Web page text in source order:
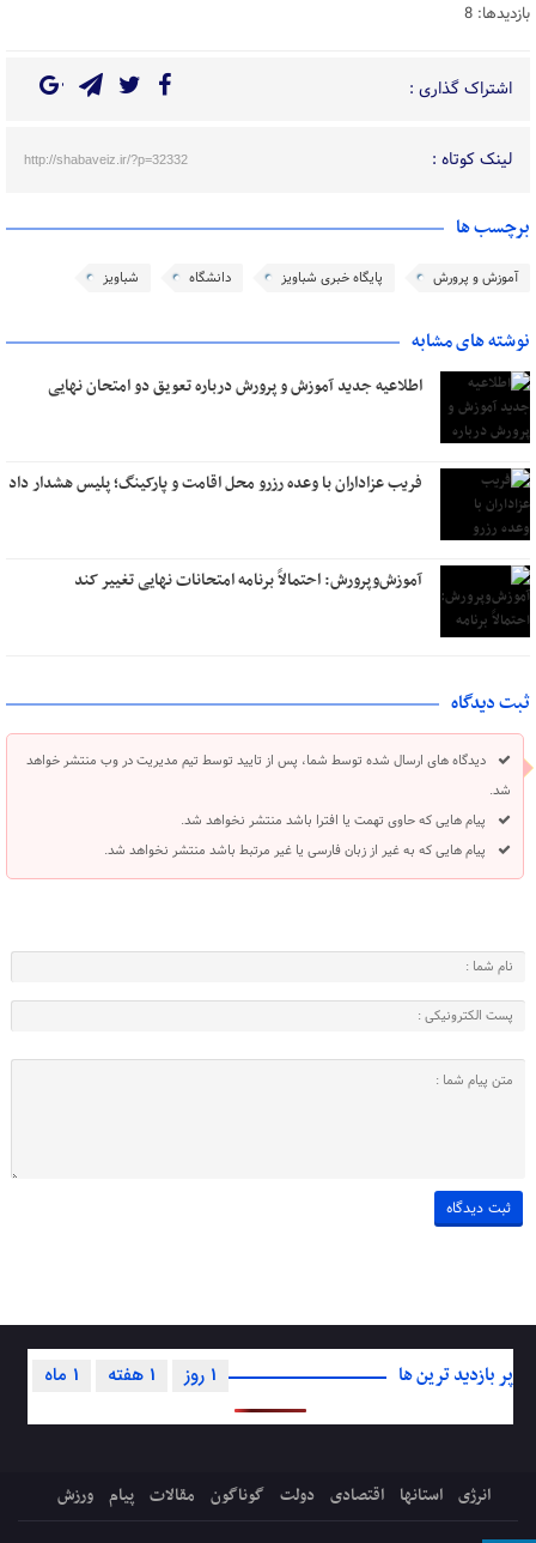
بازدیدها: 8
اشتراک گذاری :
لینک کوتاه : http://shabaveiz.ir/?p=32332
برچسب ها
آموزش و پرورش پایگاه خبری شباویز دانشگاه شباویز
نوشته های مشابه
اطلاعیه جدید آموزش و پرورش درباره تعویق دو امتحان نهایی
فریب عزاداران با وعده رزرو محل اقامت و پارکینگ؛ پلیس هشدار داد
آموزش‌وپرورش: احتمالاً برنامه امتحانات نهایی تغییر کند
ثبت دیدگاه
دیدگاه های ارسال شده توسط شما، پس از تایید توسط تیم مدیریت در وب منتشر خواهد
شد.
پیام هایی که حاوی تهمت یا افترا باشد منتشر نخواهد شد.
پیام هایی که به غیر از زبان فارسی یا غیر مرتبط باشد منتشر نخواهد شد.
پر بازدید ترین ها 1 ماه 1 هفته 1 روز
انرژی استانها اقتصادی دولت گوناگون مقالات پیام ورزش